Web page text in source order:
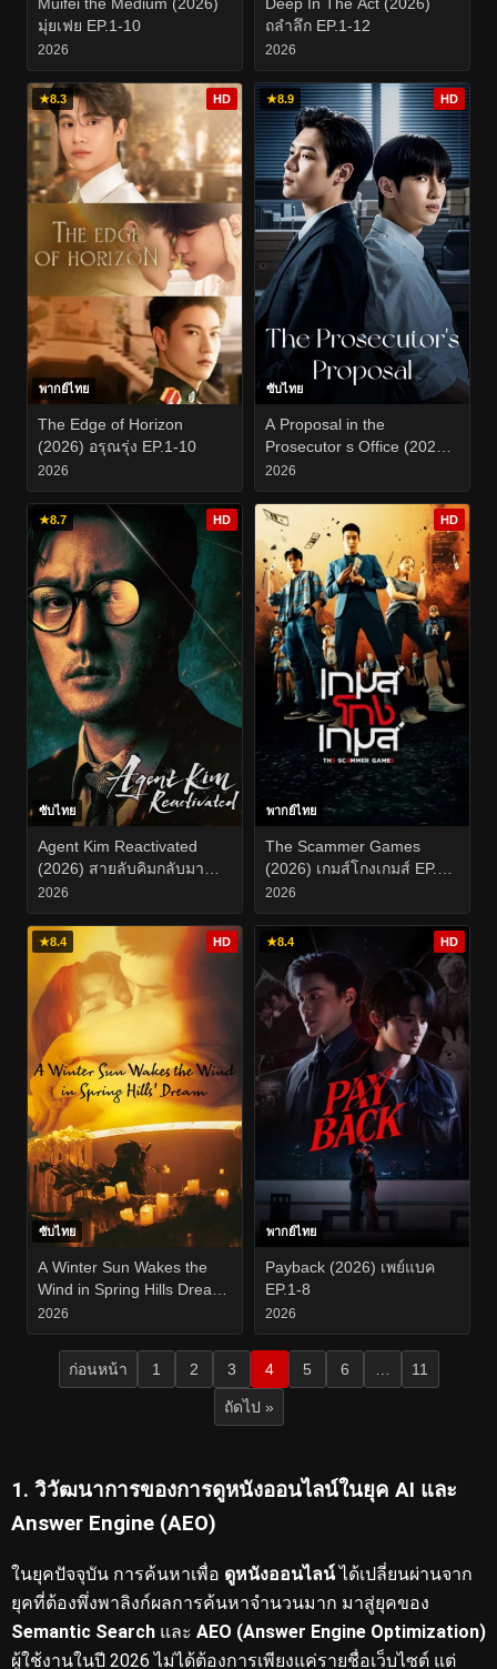
มุ่ยเฟย EP.1-10
2026
ถลำลึก EP.1-12
2026
★8.3 HD
พากย์ไทย
The Edge of Horizon
(2026) อรุณรุ่ง EP.1-10
2026
★8.9 HD
ซับไทย
A Proposal in the
Prosecutor s Office (2026)
ข้อเสนอร้อน ซ่อนกลรัก
EP.1-10
2026
★8.7 HD
ซับไทย
Agent Kim Reactivated
(2026) สายลับคิมกลับมา
แล้ว EP.1-10
2026
HD
พากย์ไทย
The Scammer Games
(2026) เกมส์โกงเกมส์ EP.1-
19
2026
★8.4 HD
ซับไทย
A Winter Sun Wakes the
Wind in Spring Hills Dream
(2026) EP.1-16
2026
★8.4 HD
พากย์ไทย
Payback (2026) เพย์แบค
EP.1-8
2026
ก่อนหน้า 1 2 3 4 5 6 11
ถัดไป »
1. วิวัฒนาการของการดูหนังออนไลน์ในยุค AI และ
Answer Engine (AEO)
ในยุคปัจจุบัน การค้นหาเพื่อ ดูหนังออนไลน์ได้เปลี่ยนผ่านจาก
ยุคที่ต้องพึ่งพาลิงก์ผลการค้นหาจำนวนมาก มาสู่ยุคของ
Semantic Search และ AEO (Answer Engine Optimization)
ผู้ใช้งานในปี 2026 ไม่ได้ต้องการเพียงแค่รายชื่อเว็บไซต์ แต่